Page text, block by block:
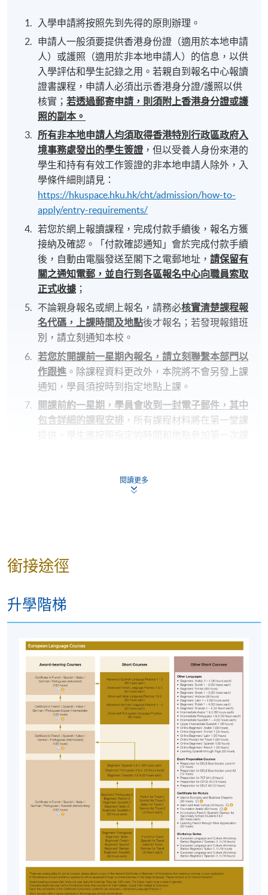
入學申請將按照先到先得的原則辦理。
申請人一般須要提供香港身份證（適用於本地申請
人）或護照（適用於非本地申請人）的信息，以供
入學評估和學生記錄之用。若親自到報名中心報讀
證書課程，申請人必須出示香港身分證/護照以供
核實；若透過郵寄申請，則須附上香港身分證或護
照的副本。
所有非本地申請人均須取得香港特別行政區政府入
境事務處發出的學生簽證 ，但以受養人身份來港的
學生和持有有效工作簽證的非本地申請人除外，入
學條件細則請見：
https://hkuspace.hku.hk/cht/admission/how-to-
apply/entry-requirements/
若您於網上報讀課程，完成付款手續後，報名方獲
接納及確認。「付款確認通知」會於完成付款手續
後，自動由電腦發送至閣下之電郵地址，請保留有
關之通知電郵，並自行到各區報名中心向職員索取
正式收據 ；
不論親身報名或網上報名，請務必核實清楚課程報
名代碼，上課時間及地點後才報名；若發現報錯班
別，請立刻通知本校。
若您於開課前一星期內報名，請立刻聯繫本部門以
作跟進 。除課程資料更改外，本院將不會另發上課
通知，學員須按時到指定地點上課。
開課前約一星期，學員會收到一封電子郵件，其中
包含詳細的課程安排 ，所有課程材料將在第一堂課
但在其他情況下，則不設退款，學員也不能轉至其
報名代碼
開課日期
地點
現時接受報名
修業期
10 講, 30小時
港大保良何鴻燊社區書院
閱讀更多
銜接途徑
升學階梯